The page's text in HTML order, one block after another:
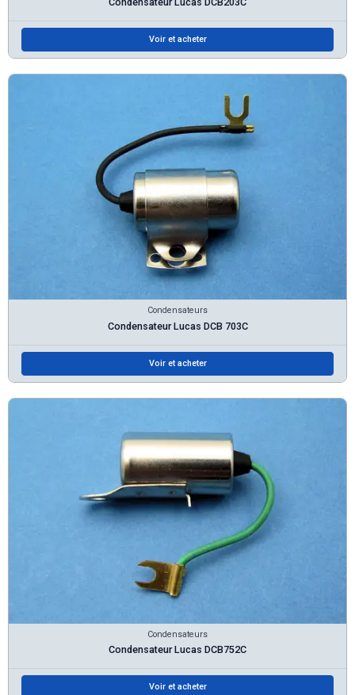
Voir et acheter
Condensateurs
Condensateur Lucas DCB 703C
Voir et acheter
Condensateurs
Condensateur Lucas DCB752C
Voir et acheter